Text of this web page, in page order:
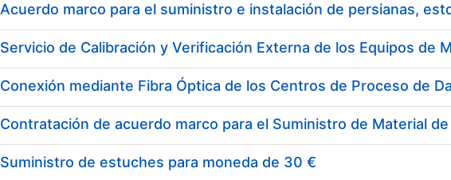
Acuerdo marco para el suministro e instalación de persianas,
Suministro de estuches para moneda de 30 €